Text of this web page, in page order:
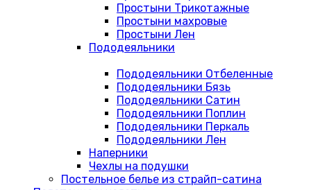
Простыни Трикотажные
Простыни махровые
Простыни Лен
Пододеяльники
Пододеяльники Отбеленные
Пододеяльники Бязь
Пододеяльники Сатин
Пододеяльники Поплин
Пододеяльники Перкаль
Пододеяльники Лен
Наперники
Чехлы на подушки
Постельное белье из страйп-сатина